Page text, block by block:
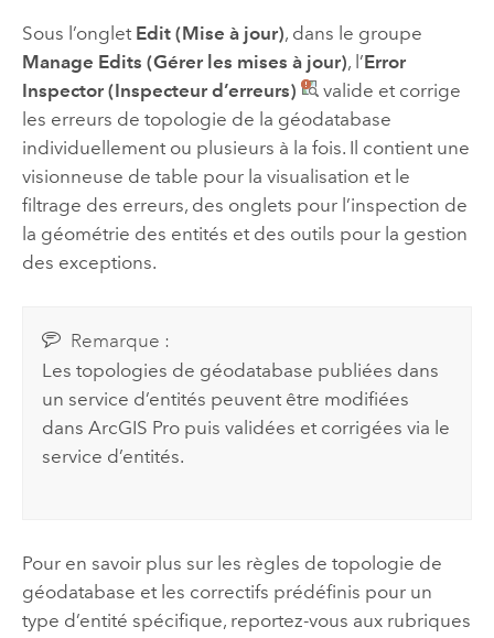
Sous l’onglet Edit (Mise à jour), dans le groupe
Manage Edits (Gérer les mises à jour), l’Error
Inspector (Inspecteur d’erreurs)
valide et corrige
les erreurs de topologie de la géodatabase
individuellement ou plusieurs à la fois. Il contient une
visionneuse de table pour la visualisation et le
filtrage des erreurs, des onglets pour l’inspection de
la géométrie des entités et des outils pour la gestion
des exceptions.
Remarque :
Les topologies de géodatabase publiées dans
un service d’entités peuvent être modifiées
dansArcGIS Pro puis validées et corrigées via le
service d’entités.
Pour en savoir plus sur les règles de topologie de
géodatabase et les correctifs prédéfinis pour un
type d’entité spécifique, reportez-vous aux rubriques